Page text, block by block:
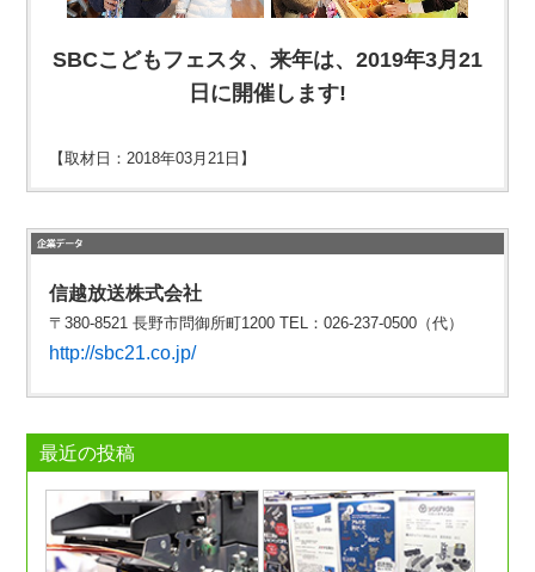
SBCこどもフェスタ、来年は、2019年3月21
日に開催します!
【取材日：2018年03月21日】
信越放送株式会社
〒380-8521 長野市問御所町1200 TEL：026-237-0500（代）
http://sbc21.co.jp/
最近の投稿